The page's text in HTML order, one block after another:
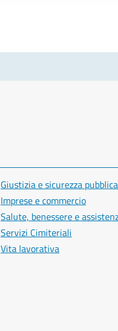
Giustizia e sicurezza pubblica
Imprese e commercio
Salute, benessere e
Servizi Cimiteriali
Vita lavorativa